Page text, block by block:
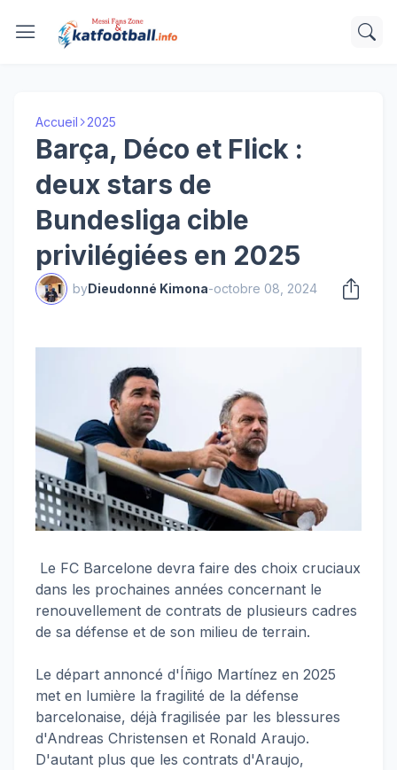
Accueil 2025
Barça, Déco et Flick :
deux stars de
Bundesliga cible
privilégiées en 2025
byDieudonné Kimona-octobre 08, 2024
Le FC Barcelone devra faire des choix cruciaux
dans les prochaines années concernant le
renouvellement de contrats de plusieurs cadres
de sa défense et de son milieu de terrain.
Le départ annoncé d'Íñigo Martínez en 2025
met en lumière la fragilité de la défense
barcelonaise, déjà fragilisée par les blessures
d'Andreas Christensen et Ronald Araujo.
D'autant plus que les contrats d'Araujo,